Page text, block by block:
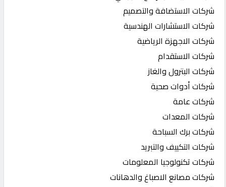
شركات الاستضافة والتصميم
شركات الاستشارات الهندسية
شركات الاجهزة الرياضية
شركات الاستقدام
شركات البترول والغاز
شركات أدوات صحية
شركات عامة
شركات المعدات
شركات برك السباحة
شركات التكييف والتبريد
شركات تكنولوجيا المعلومات
شركات مصانع الاصباغ والدهانات